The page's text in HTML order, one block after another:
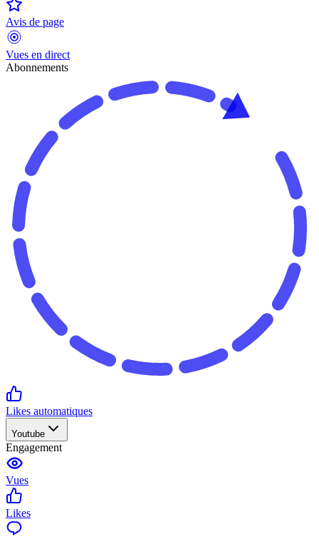
Avis de page
Vues en direct
Abonnements
Likes automatiques
Youtube
Engagement
Vues
Likes